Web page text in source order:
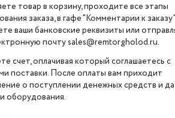
товар в корзину, проходите все этапы
заказа, в гафе "Комментарии к заказу"
ваши банковские реквизиты или
почту sales@remtorgholod.ru.
счет, оплачивая который соглашаетесь с
поставки. После оплаты вам приходит
о поступлении денежных средств и
оборудования.